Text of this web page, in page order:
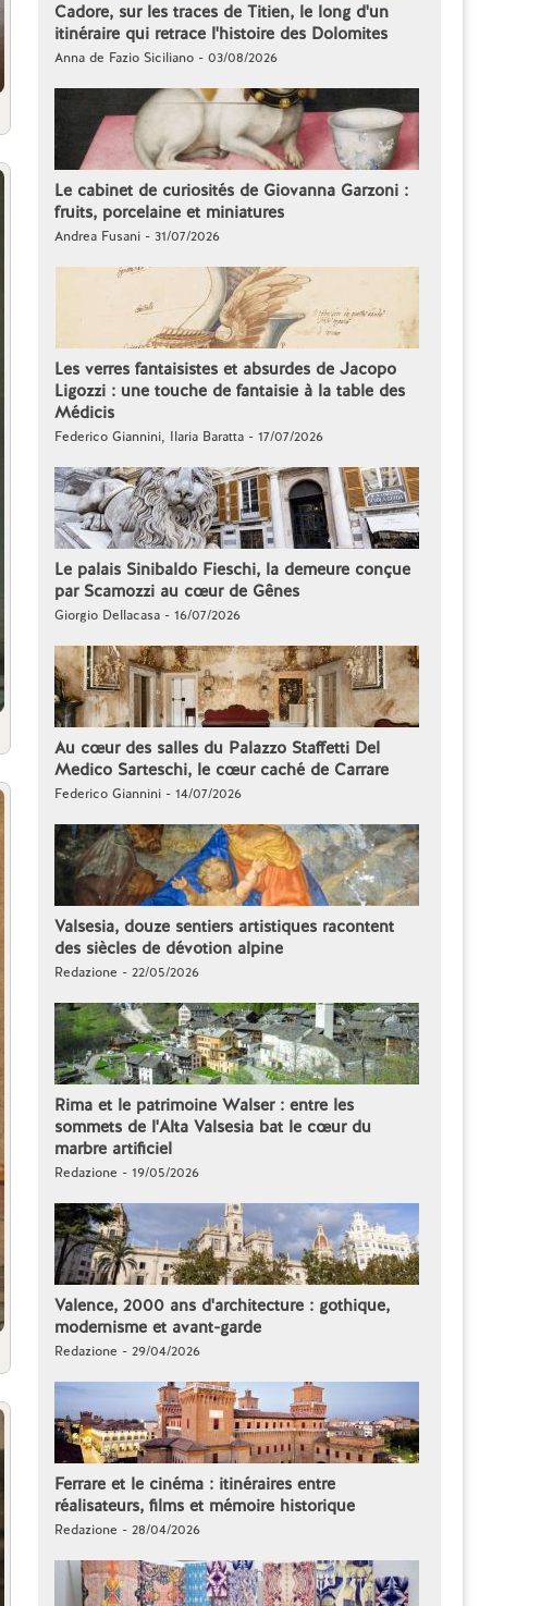
Cadore, sur les traces de Titien, le long d'un
itinéraire qui retrace l'histoire des Dolomites
Anna de Fazio Siciliano - 03/08/2026
Le cabinet de curiosités de Giovanna Garzoni :
fruits, porcelaine et miniatures
Andrea Fusani - 31/07/2026
Les verres fantaisistes et absurdes de Jacopo
Ligozzi : une touche de fantaisie à la table des
Médicis
Federico Giannini, Ilaria Baratta - 17/07/2026
Le palais Sinibaldo Fieschi, la demeure conçue
par Scamozzi au cœur de Gênes
Giorgio Dellacasa - 16/07/2026
Au cœur des salles du Palazzo Staffetti Del
Medico Sarteschi, le cœur caché de Carrare
Federico Giannini - 14/07/2026
Valsesia, douze sentiers artistiques racontent
des siècles de dévotion alpine
Redazione - 22/05/2026
Rima et le patrimoine Walser : entre les
sommets de l'Alta Valsesia bat le cœur du
marbre artificiel
Redazione - 19/05/2026
Valence, 2000 ans d'architecture : gothique,
modernisme et avant-garde
Redazione - 29/04/2026
Ferrare et le cinéma : itinéraires entre
réalisateurs, films et mémoire historique
Redazione - 28/04/2026